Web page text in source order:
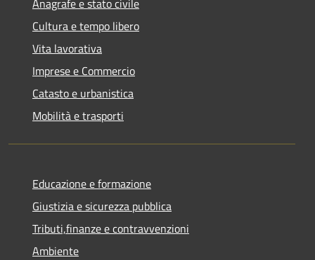
Cultura e tempo libero
Vita lavorativa
Imprese e Commercio
Catasto e urbanistica
Mobilità e trasporti
Educazione e formazione
Giustizia e sicurezza pubblica
Tributi,finanze e contravvenzioni
Ambiente